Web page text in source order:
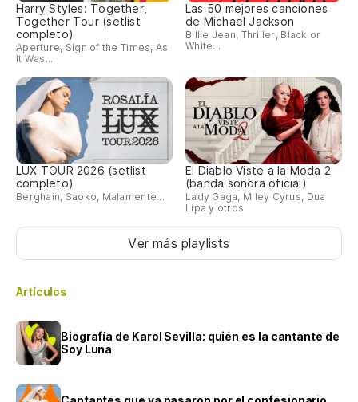
Harry Styles: Together,
Together Tour (setlist
completo)
Aperture, Sign of the Times, As
It Was...
Las 50 mejores canciones
de Michael Jackson
Billie Jean, Thriller, Black or
White...
LUX TOUR 2026 (setlist
completo)
Berghain, Saoko, Malamente...
El Diablo Viste a la Moda 2
(banda sonora oficial)
Lady Gaga, Miley Cyrus, Dua
Lipa y otros
Ver más playlists
Artículos
Biografía de Karol Sevilla: quién es la cantante de
Soy Luna